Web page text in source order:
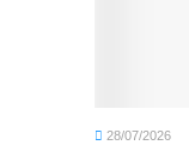
28/07/2026